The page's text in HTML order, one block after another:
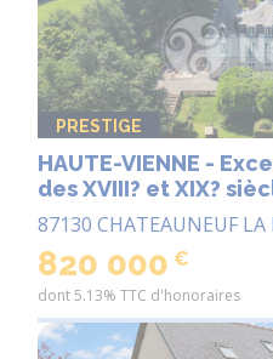
PRESTIGE
HAUTE-VIENNE -
des XVIII? et XIX?
19 hectares et
hospitalier de 1 200
87130 CHATEAUNEUF LA
820 000 €
dont 5.13% TTC d'honoraires